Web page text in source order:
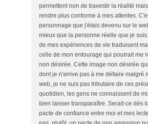
permettent non de travestir la réalité
rendre plus conforme à mes attentes.
personnage que j'étais devenu sur le
mieux que la personne réelle que je
de mes expériences de vie traduisent
celle de mon entourage qui pourrait me
non désirée. Cette image non désirée
dont je n'arrive pas à me défaire malgré
web, je ne suis pas tributaire de ces
quotidien, les gens ne connaissent de
bien laisser transparaître. Serait-ce dés
pacte de confiance entre moi et mes